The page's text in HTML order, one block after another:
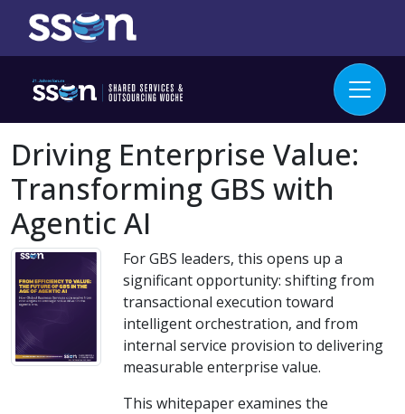
Driving Enterprise Value:
Transforming GBS with
Agentic AI
For GBS leaders, this opens up a
significant opportunity: shifting from
transactional execution toward
intelligent orchestration, and from
internal service provision to delivering
measurable enterprise value.
This whitepaper examines the